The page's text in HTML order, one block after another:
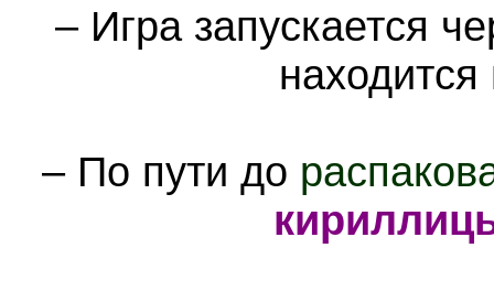
– Игра запускается
– По пути до